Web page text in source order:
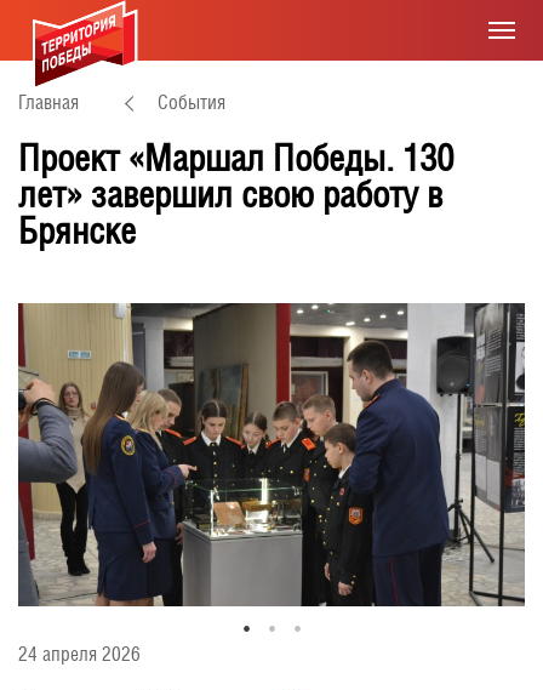
Главная События
Проект «Маршал Победы. 130
лет» завершил свою работу в
Брянске
24 апреля 2026